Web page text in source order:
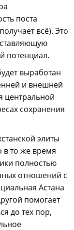
поста
всё). Это
потенциал.
выработан
и внешней
центральной
сохранения
элиты
в то же время
полностью
отношений с
Астана
помогает
до тех пор,